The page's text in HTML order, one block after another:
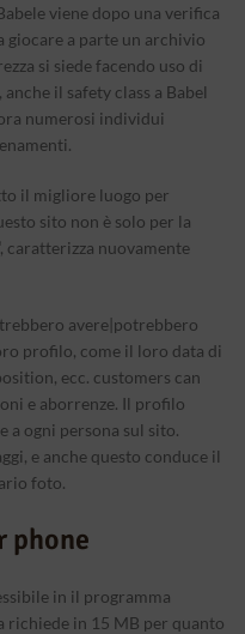
viene dopo una verifica
giocare a parte un archivio
si siede facendo uso di
il safety class a Babel
numerosi individui
il migliore luogo per
sito non è solo per la
caratterizza nuovamente
avere|potrebbero
profilo, come il loro data di
ecc. customers can
e aborrenze. Il profilo
a ogni persona sul sito.
e anche questo conduce il
foto.
phone
in il programma
richiede in 15 MB per quanto